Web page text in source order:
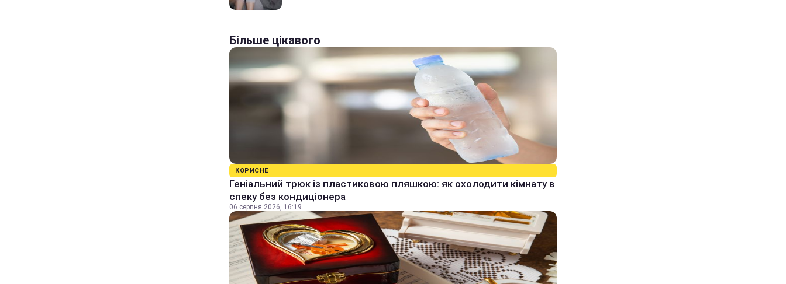
Більше цікавого
КОРИСНЕ
Геніальний трюк із пластиковою пляшкою: як охолодити кімнату в
спеку без кондиціонера
06 серпня 2026, 16:19